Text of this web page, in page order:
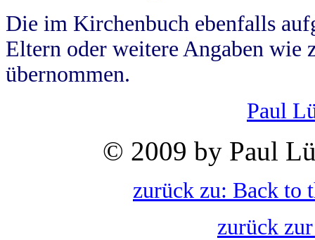
Die im Kirchenbuch ebenfalls
Eltern oder weitere Angaben wie
übernommen.
Paul
© 2009 by Paul
zurück zu: Back to
zurück